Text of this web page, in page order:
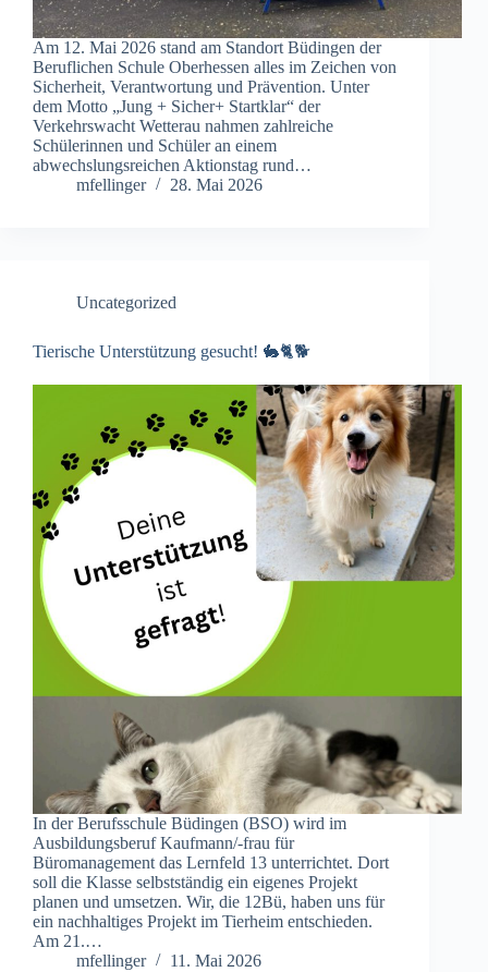
Am 12. Mai 2026 stand am Standort Büdingen der
Beruflichen Schule Oberhessen alles im Zeichen von
Sicherheit, Verantwortung und Prävention. Unter
dem Motto „Jung + Sicher+ Startklar“ der
Verkehrswacht Wetterau nahmen zahlreiche
Schülerinnen und Schüler an einem
abwechslungsreichen Aktionstag rund…
mfellinger
28. Mai 2026
Uncategorized
Tierische Unterstützung gesucht! 🐇🐈🐕
In der Berufsschule Büdingen (BSO) wird im
Ausbildungsberuf Kaufmann/-frau für
Büromanagement das Lernfeld 13 unterrichtet. Dort
soll die Klasse selbstständig ein eigenes Projekt
planen und umsetzen. Wir, die 12Bü, haben uns für
ein nachhaltiges Projekt im Tierheim entschieden.
Am 21.…
mfellinger
11. Mai 2026